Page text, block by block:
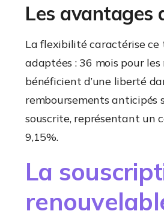
Les avantages
La flexibilité caractérise ce
adaptées : 36 mois pour
bénéficient d’une liberté
remboursements anticipés
souscrite, représentant un
9,15%.
La